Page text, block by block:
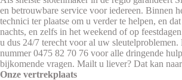
en betrouwbare service voor iedereen. Binnen
technici ter plaatse om u verder te helpen, en
nachts, en zelfs in het weekend of op
u dus 24/7 terecht voor al uw sleutelproblemen.
nummer 0475 82 70 76 voor alle dringende
bijkomende vragen. Mailt u liever? Dat kan
Onze vertrekplaats